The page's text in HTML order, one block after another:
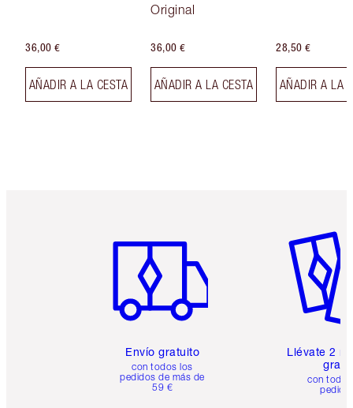
36,00 €
AÑADIR A LA CESTA
Original
36,00 €
AÑADIR A LA CESTA
28,50 €
AÑADIR A LA
Envío gratuito
con todos los
pedidos de más de
59 €
Llévate 2
gratis
con